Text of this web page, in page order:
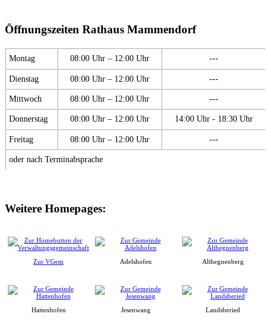
Öffnungszeiten Rathaus Mammendorf
Montag 08:00 Uhr – 12:00 Uhr ---
Dienstag 08:00 Uhr – 12:00 Uhr ---
Mittwoch 08:00 Uhr – 12:00 Uhr ---
Donnerstag 08:00 Uhr – 12:00 Uhr 14:00 Uhr - 18:30 Uhr
Freitag 08:00 Uhr – 12:00 Uhr ---
oder nach Terminabsprache
Weitere Homepages:
Zur VGem Adelshofen Althegnenberg
Hattenhofen Jesenwang Landsberied